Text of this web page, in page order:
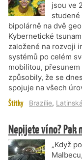
jsou ve
studené
bipolárně na dvě
Kybernetické
založené na rozvoji
systémů po celém
mobilitou,
způsobily, že se
spojuje na všech
Štítky Brazílie,
Nepijete víno? Pak
„Když